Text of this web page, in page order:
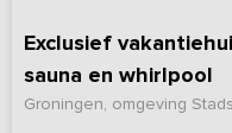
Exclusief
sauna en whirlpool
Groningen, omgeving